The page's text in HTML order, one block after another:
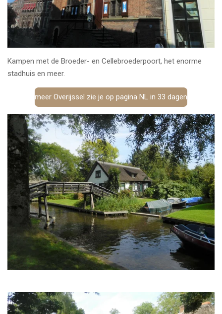
Kampen met de Broeder- en Cellebroederpoort, het enorme
stadhuis en meer.
meer Overijssel zie je op pagina NL in 33 dagen